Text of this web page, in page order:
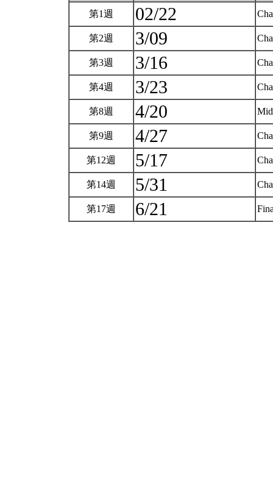
第1週 02/22
第2週 3/09
第3週 3/16
第4週 3/23
第8週 4/20
第9週 4/27
第12週 5/17
第14週 5/31
第17週 6/21